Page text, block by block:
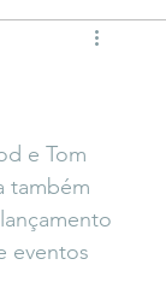
#TôemSampa, meu!
e Tom
também
eventos